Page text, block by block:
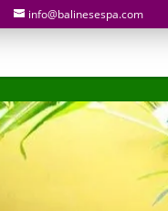
info@balinesespa.com